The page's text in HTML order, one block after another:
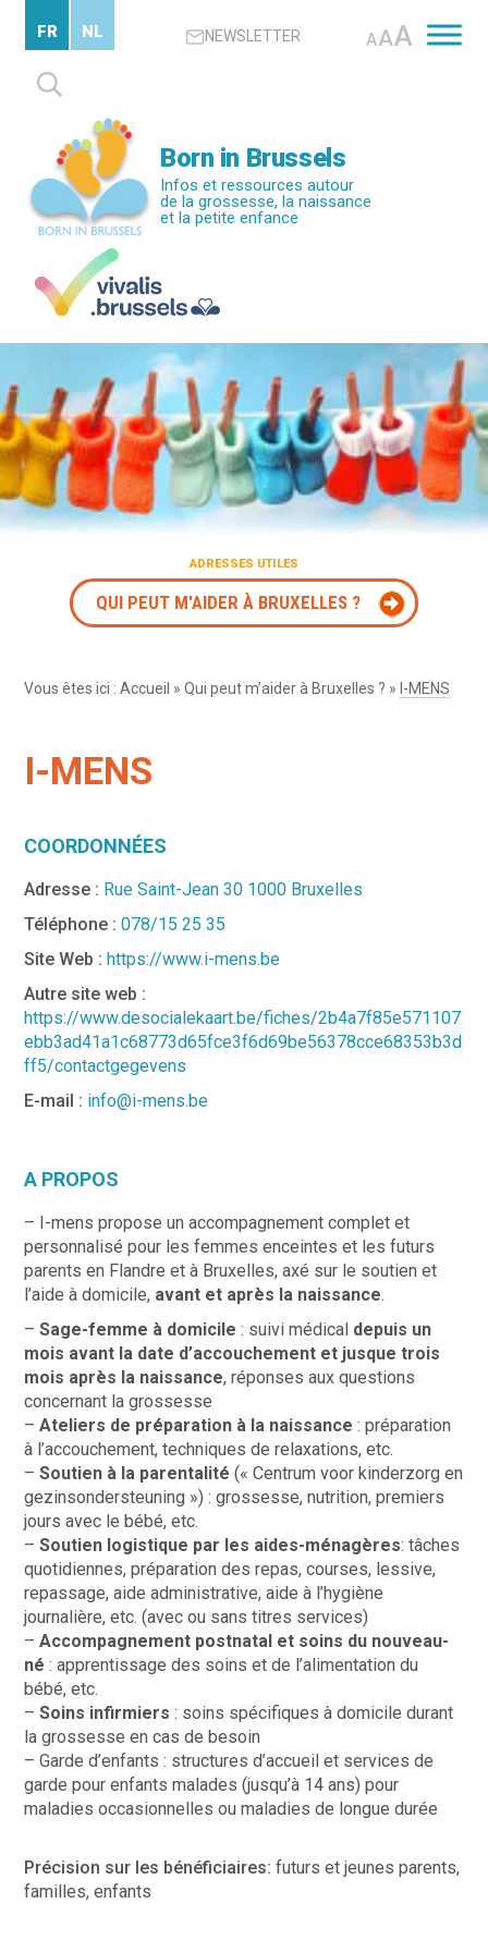
contenu
principal
NEWSLETTER AAA
Rechercher :
FR NL
Born in Brussels
Infos et ressources autour
de la grossesse, la naissance
et la petite enfance
ADRESSES UTILES
QUI PEUT M'AIDER À BRUXELLES ?
Vous êtes ici :Accueil »Qui peut m’aider à Bruxelles ? » I-MENS
I-MENS
COORDONNÉES
Adresse : Rue Saint-Jean 30 1000 Bruxelles
Téléphone :078/15 25 35
Site Web : https://www.i-mens.be
Autre site web :
https://www.desocialekaart.be/fiches/2b4a7f85e571107
ebb3ad41a1c68773d65fce3f6d69be56378cce68353b3d
ff5/contactgegevens
E-mail : info@i-mens.be
A PROPOS
– I-mens propose un accompagnement complet et
personnalisé pour les femmes enceintes et les futurs
parents en Flandre et à Bruxelles, axé sur le soutien et
l’aide à domicile, avant et après la naissance.
–Sage-femme à domicile : suivi médical depuis un
mois avant la date d’accouchement et jusque trois
mois après la naissance, réponses aux questions
concernant la grossesse
–Ateliers de préparation à la naissance : préparation
à l’accouchement, techniques de relaxations, etc.
–Soutien à la parentalité (« Centrum voor kinderzorg en
gezinsondersteuning ») : grossesse, nutrition, premiers
jours avec le bébé, etc.
–Soutien logistique par les aides-ménagères: tâches
quotidiennes, préparation des repas, courses, lessive,
repassage, aide administrative, aide à l’hygiène
journalière, etc. (avec ou sans titres services)
–Accompagnement postnatal et soins du nouveau-
né : apprentissage des soins et de l’alimentation du
bébé, etc.
–Soins infirmiers : soins spécifiques à domicile durant
la grossesse en cas de besoin
– Garde d’enfants : structures d’accueil et services de
garde pour enfants malades (jusqu’à 14 ans) pour
maladies occasionnelles ou maladies de longue durée
Précision sur les bénéficiaires:futurs et jeunes parents,
familles, enfants